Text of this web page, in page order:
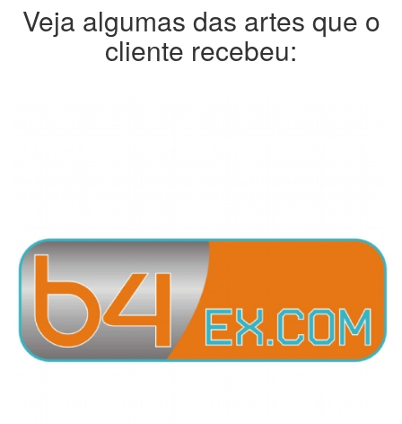
Veja algumas das artes que o
cliente recebeu: